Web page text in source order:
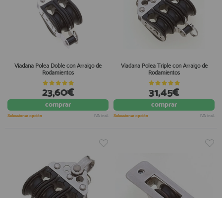
Viadana Polea Doble con Arraigo de
Rodamientos
23,60€
comprar
Seleccionar opción IVA incl.
Viadana Polea Triple con Arraigo de
Rodamientos
31,45€
comprar
Seleccionar opción IVA incl.